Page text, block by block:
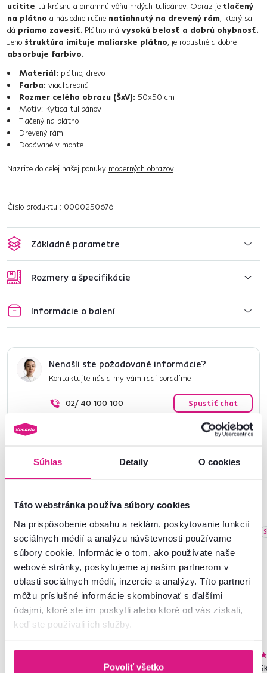
Súhlas Detaily O cookies
Táto webstránka používa súbory cookies
Na prispôsobenie obsahu a reklám, poskytovanie funkcií
sociálnych médií a analýzu návštevnosti používame
súbory cookie. Informácie o tom, ako používate naše
webové stránky, poskytujeme aj našim partnerom v
oblasti sociálnych médií, inzercie a analýzy. Títo partneri
môžu príslušné informácie skombinovať s ďalšími
údajmi, ktoré ste im poskytli alebo ktoré od vás získali,
keď ste používali ich služby.
Povoliť všetko
ucítite tú krásnu a omamnú vôňu hrdých tulipánov. Obraz je tlačený
na plátno a následne ručne natiahnutý na drevený rám, ktorý sa
dá priamo zavesiť. Plátno má vysokú belosť a dobrú ohybnosť.
Jeho štruktúra imituje maliarske plátno, je robustné a dobre
absorbuje farbivo.
Materiál: plátno, drevo
Farba: viacfarebná
Rozmer celého obrazu (ŠxV): 50x50 cm
Motív: Kytica tulipánov
Tlačený na plátno
Drevený rám
Dodávané v monte
Nazrite do celej našej ponuky moderných obrazov.
Číslo produktu : 0000250676
Základné parametre
Rozmery a špecifikácie
Informácie o balení
Nenašli ste požadované informácie?
Kontaktujte nás a my vám radi poradíme
02/ 40 100 100 Spustiť chat
Výpredaj
Záhradné polohovacie kreslo,
Zadarmo
Kuchynská linka, 2 m, grafit,